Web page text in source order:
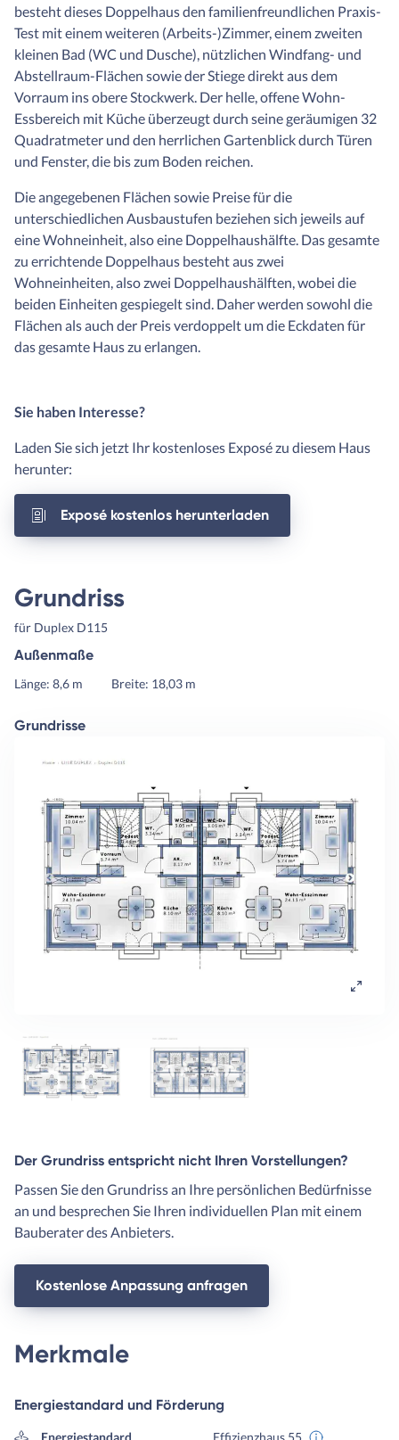
besteht dieses Doppelhaus den familienfreundlichen Praxis-
Test mit einem weiteren (Arbeits-)Zimmer, einem zweiten
kleinen Bad (WC und Dusche), nützlichen Windfang- und
Abstellraum-Flächen sowie der Stiege direkt aus dem
Vorraum ins obere Stockwerk. Der helle, offene Wohn-
Essbereich mit Küche überzeugt durch seine geräumigen 32
Quadratmeter und den herrlichen Gartenblick durch Türen
und Fenster, die bis zum Boden reichen.
Die angegebenen Flächen sowie Preise für die
unterschiedlichen Ausbaustufen beziehen sich jeweils auf
eine Wohneinheit, also eine Doppelhaushälfte. Das gesamte
zu errichtende Doppelhaus besteht aus zwei
Wohneinheiten, also zwei Doppelhaushälften, wobei die
beiden Einheiten gespiegelt sind. Daher werden sowohl die
Flächen als auch der Preis verdoppelt um die Eckdaten für
das gesamte Haus zu erlangen.
Sie haben Interesse?
Laden Sie sich jetzt Ihr kostenloses Exposé zu diesem Haus
herunter:
Exposé kostenlos herunterladen
Grundriss
für Duplex D115
Außenmaße
Länge: 8,6 m Breite: 18,03 m
Grundrisse
Der Grundriss entspricht nicht Ihren Vorstellungen?
Passen Sie den Grundriss an Ihre persönlichen Bedürfnisse
an und besprechen Sie Ihren individuellen Plan mit einem
Bauberater des Anbieters.
Kostenlose Anpassung anfragen
Merkmale
Energiestandard und Förderung